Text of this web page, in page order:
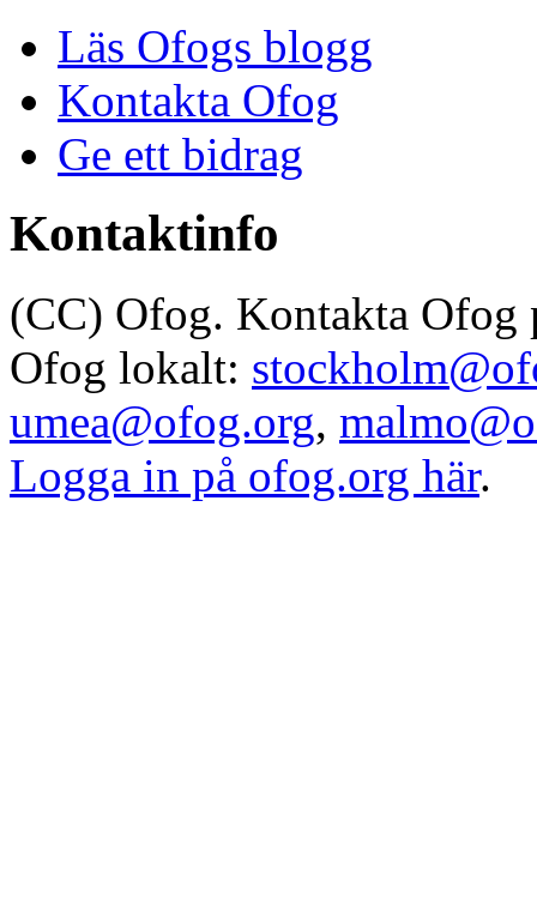
Läs Ofogs blogg
Kontakta Ofog
Ge ett bidrag
Kontaktinfo
(CC) Ofog. Kontakta Ofog
Ofog lokalt:
umea@ofog.org,
Logga in på ofog.org här.